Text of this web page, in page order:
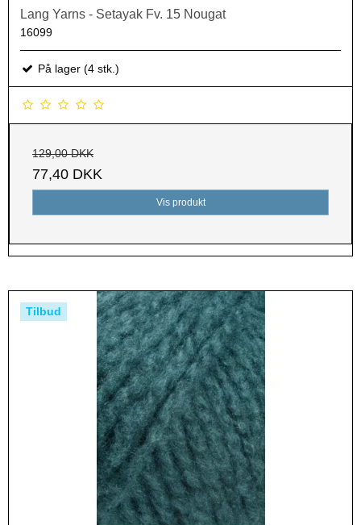
Lang Yarns - Setayak Fv. 15 Nougat
16099
På lager (4 stk.)
129,00 DKK
77,40 DKK
Vis produkt
Tilbud